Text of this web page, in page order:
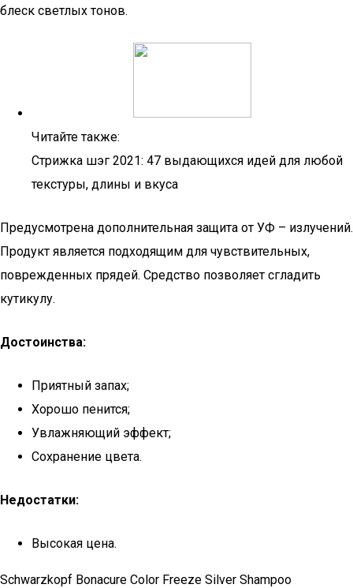
блеск светлых тонов.
Читайте также:
Стрижка шэг 2021: 47 выдающихся идей для любой
текстуры, длины и вкуса
Предусмотрена дополнительная защита от УФ – излучений.
Продукт является подходящим для чувствительных,
поврежденных прядей. Средство позволяет сгладить
кутикулу.
Достоинства:
Приятный запах;
Хорошо пенится;
Увлажняющий эффект;
Сохранение цвета.
Недостатки:
Высокая цена.
Schwarzkopf Bonacure Color Freeze Silver Shampoo